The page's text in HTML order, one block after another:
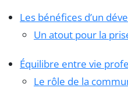
Les bénéfices d’un
Un atout pour la
Équilibre entre vie
Le rôle de la